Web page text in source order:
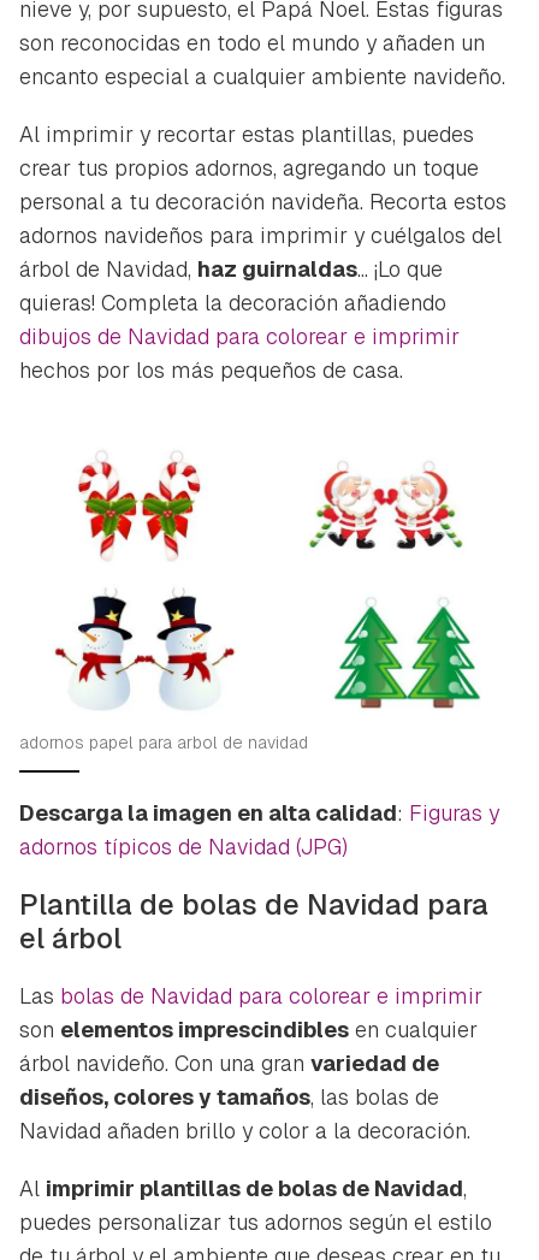
Guardar como favorito
Para poder guardar como favorito, primero has de
iniciar sesión con tu cuenta de Hogarmanía.
INICIAR SESIÓN CANCELAR
nieve y, por supuesto, el Papá Noel. Estas figuras
son reconocidas en todo el mundo y añaden un
encanto especial a cualquier ambiente navideño.
Al imprimir y recortar estas plantillas, puedes
crear tus propios adornos, agregando un toque
personal a tu decoración navideña. Recorta estos
adornos navideños para imprimir y cuélgalos del
árbol de Navidad, haz guirnaldas... ¡Lo que
quieras! Completa la decoración añadiendo
dibujos de Navidad para colorear e imprimir
hechos por los más pequeños de casa.
adornos papel para arbol de navidad
Descarga la imagen en alta calidad: Figuras y
adornos típicos de Navidad (JPG)
Plantilla de bolas de Navidad para
el árbol
Las bolas de Navidad para colorear e imprimir
son elementos imprescindibles en cualquier
árbol navideño. Con una gran variedad de
diseños, colores y tamaños, las bolas de
Navidad añaden brillo y color a la decoración.
Al imprimir plantillas de bolas de Navidad,
puedes personalizar tus adornos según el estilo
Gracias por suscribirte a nuestro boletín.
ACEPTAR